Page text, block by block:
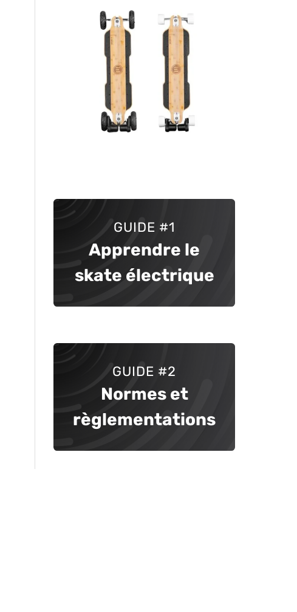
GUIDE #1
Apprendre le
skate électrique
GUIDE #2
Normes et
règlementations